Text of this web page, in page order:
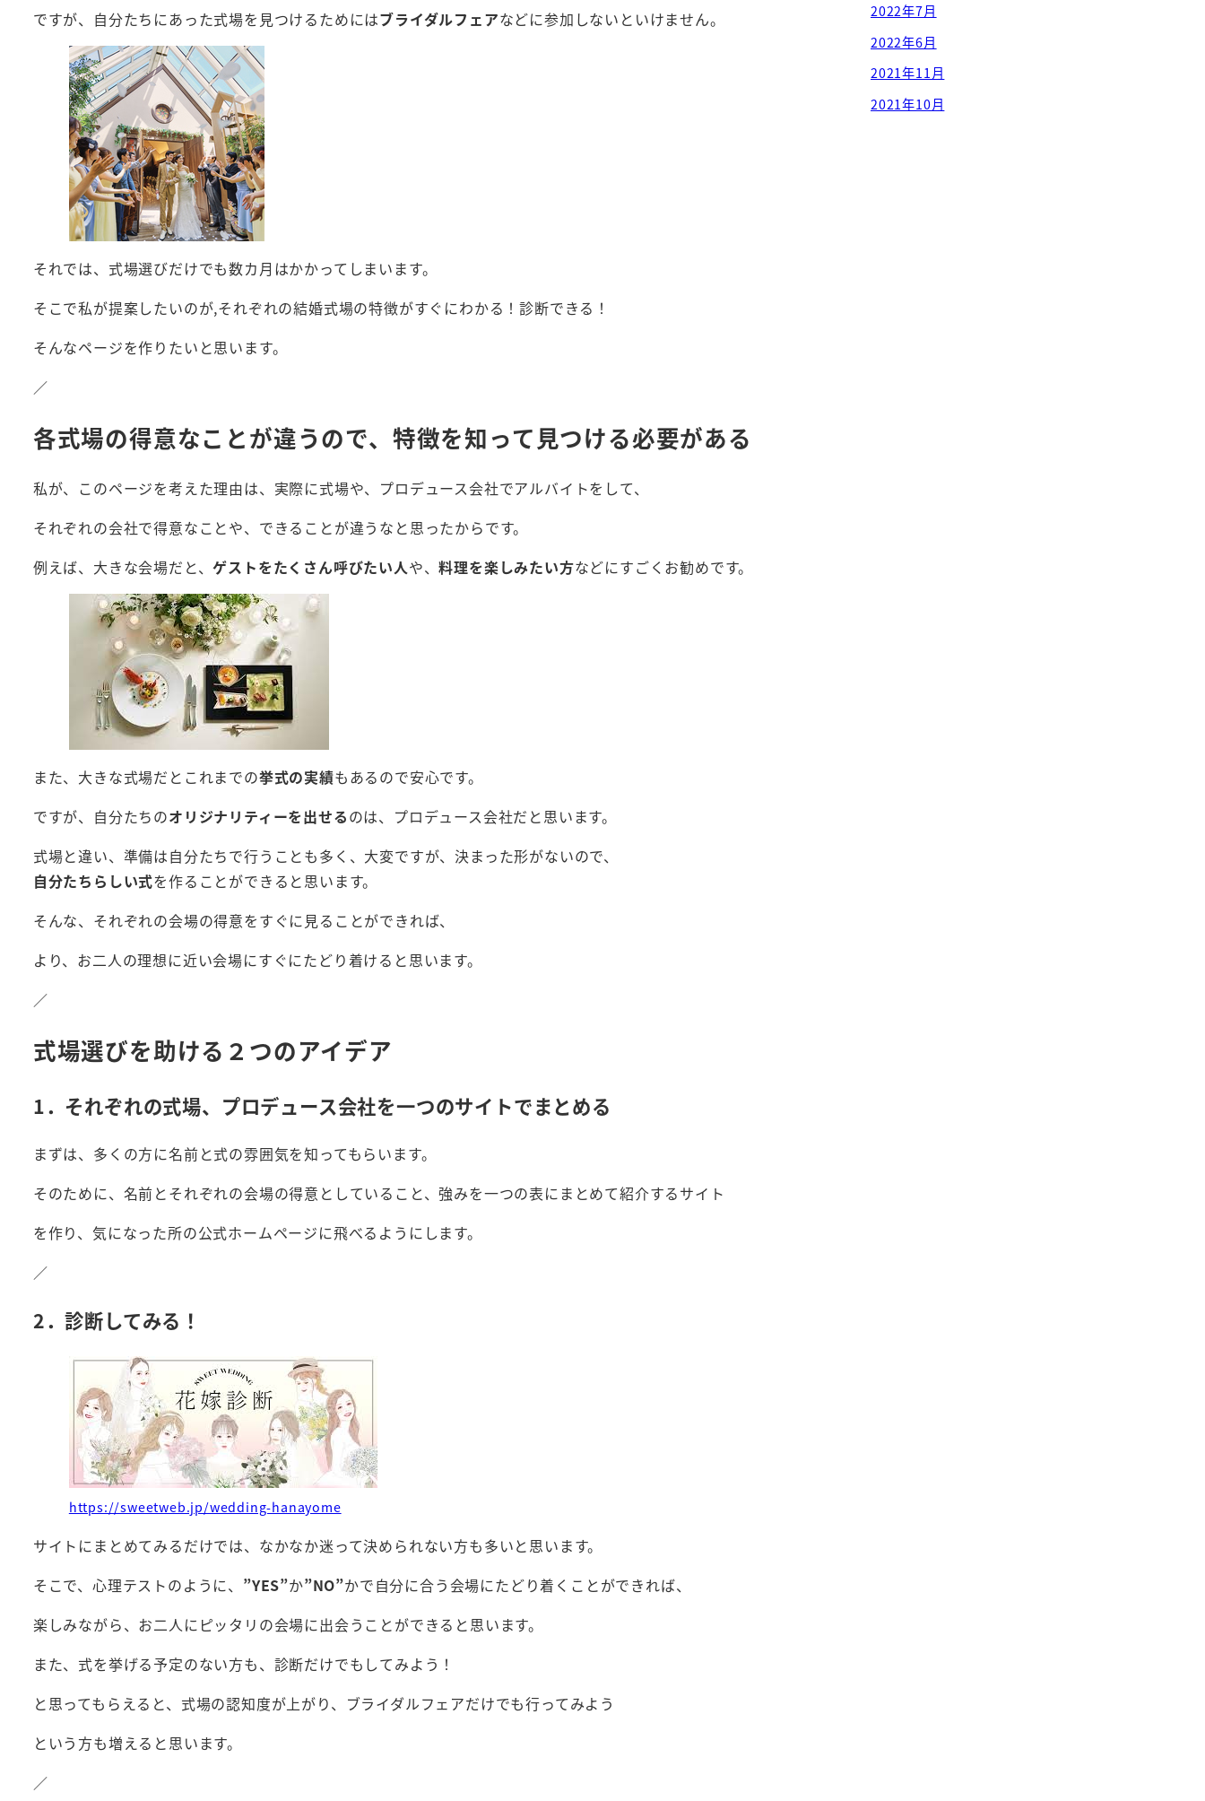
ですが、自分たちにあった式場を見つけるためにはブライダルフェアなどに参加しないといけません。
それでは、式場選びだけでも数カ月はかかってしまいます。
そこで私が提案したいのが,それぞれの結婚式場の特徴がすぐにわかる！診断できる！
そんなページを作りたいと思います。
／
各式場の得意なことが違うので、特徴を知って見つける必要がある
私が、このページを考えた理由は、実際に式場や、プロデュース会社でアルバイトをして、
それぞれの会社で得意なことや、できることが違うなと思ったからです。
例えば、大きな会場だと、ゲストをたくさん呼びたい人や、料理を楽しみたい方などにすごくお勧めです。
また、大きな式場だとこれまでの挙式の実績もあるので安心です。
ですが、自分たちのオリジナリティーを出せるのは、プロデュース会社だと思います。
式場と違い、準備は自分たちで行うことも多く、大変ですが、決まった形がないので、
自分たちらしい式を作ることができると思います。
そんな、それぞれの会場の得意をすぐに見ることができれば、
より、お二人の理想に近い会場にすぐにたどり着けると思います。
／
式場選びを助ける２つのアイデア
1．それぞれの式場、プロデュース会社を一つのサイトでまとめる
まずは、多くの方に名前と式の雰囲気を知ってもらいます。
そのために、名前とそれぞれの会場の得意としていること、強みを一つの表にまとめて紹介するサイト
を作り、気になった所の公式ホームページに飛べるようにします。
／
2．診断してみる！
https://sweetweb.jp/wedding-hanayome
サイトにまとめてみるだけでは、なかなか迷って決められない方も多いと思います。
そこで、心理テストのように、 ”YES”か”NO”かで自分に合う会場にたどり着くことができれば、
楽しみながら、お二人にピッタリの会場に出会うことができると思います。
また、式を挙げる予定のない方も、診断だけでもしてみよう！
と思ってもらえると、式場の認知度が上がり、ブライダルフェアだけでも行ってみよう
という方も増えると思います。
／
2022年7月
2022年6月
2021年11月
2021年10月